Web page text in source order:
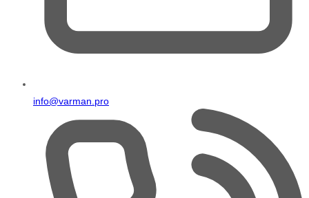
info@varman.pro